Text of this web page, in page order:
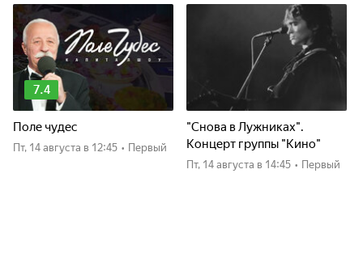
7.4
Поле чудес
пт, 14 августа в 12:45 • Первый
"Снова в Лужниках".
Концерт группы "Кино"
пт, 14 августа в 14:45 • Первый